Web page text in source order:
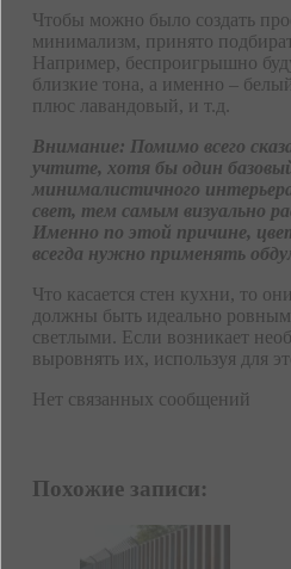
Чтобы можно было создать
минимализм, принято
Например, беспроигрышно
близкие тона, а именно –
плюс лавандовый, и т.д.
Внимание: Помимо всего
учтите, хотя бы один
минималистичного
свет, тем самым визуально
Именно по этой причине,
всегда нужно применять
Что касается стен кухни, то
должны быть идеально
светлыми. Если возникает
выровнять их, используя для
Нет связанных сообщений
Похожие записи: